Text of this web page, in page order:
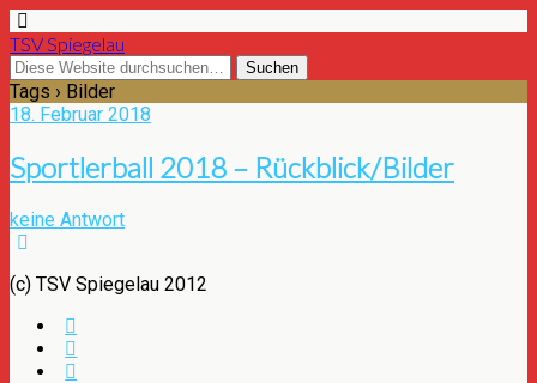
TSV Spiegelau
Tags › Bilder
18. Februar 2018
Sportlerball 2018 – Rückblick/Bilder
keine Antwort
(c) TSV Spiegelau 2012